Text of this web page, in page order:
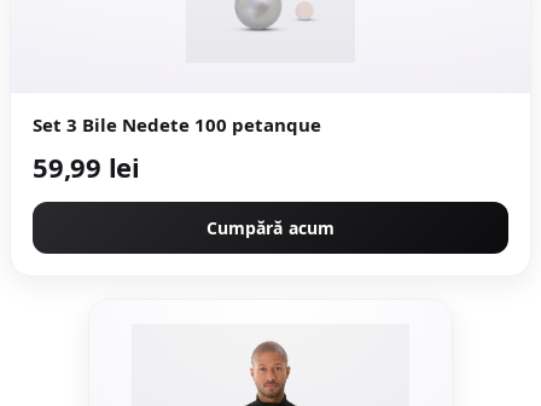
Set 3 Bile Nedete 100 petanque
59,99 lei
Cumpără acum